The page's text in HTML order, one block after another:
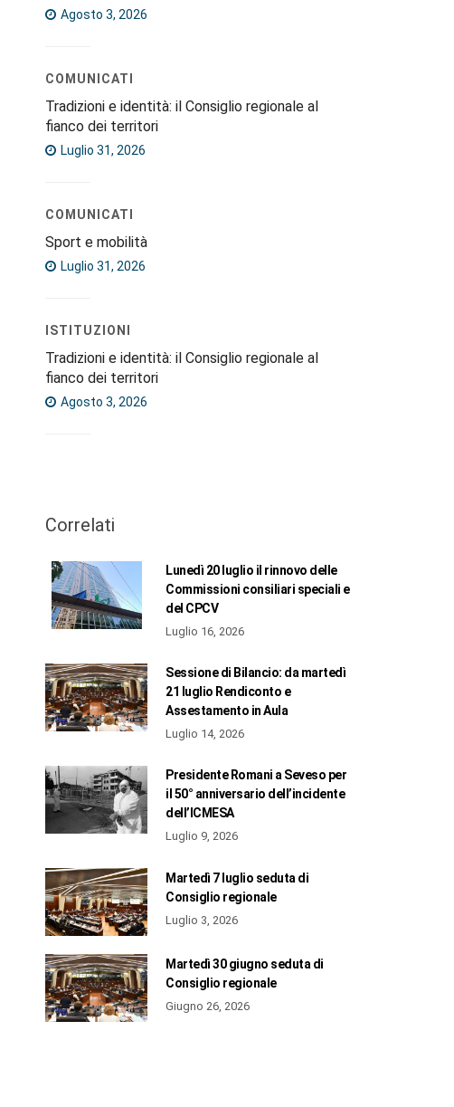
Agosto 3, 2026
COMUNICATI
Tradizioni e identità: il Consiglio regionale al
fianco dei territori
Luglio 31, 2026
COMUNICATI
Sport e mobilità
Luglio 31, 2026
ISTITUZIONI
Tradizioni e identità: il Consiglio regionale al
fianco dei territori
Agosto 3, 2026
Correlati
Lunedì 20 luglio il rinnovo delle
Commissioni consiliari speciali e
del CPCV
Luglio 16, 2026
Sessione di Bilancio: da martedì
21 luglio Rendiconto e
Assestamento in Aula
Luglio 14, 2026
Presidente Romani a Seveso per
il 50° anniversario dell’incidente
dell’ICMESA
Luglio 9, 2026
Martedì 7 luglio seduta di
Consiglio regionale
Luglio 3, 2026
Martedì 30 giugno seduta di
Consiglio regionale
Giugno 26, 2026